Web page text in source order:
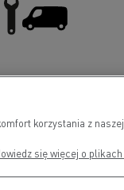
korzystania z
się więcej o